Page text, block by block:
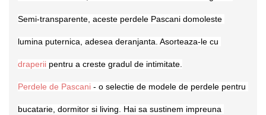
Semi-transparente, aceste perdele Pascani domoleste
draperii pentru a creste gradul de intimitate.
Perdele de Pascani - o selectie de modele de perdele pentru
bucatarie, dormitor si living. Hai sa sustinem impreuna